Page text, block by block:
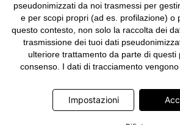
pseudonimizzati da noi trasmessi per
e per scopi propri (ad es. profilazione) o
questo contesto, non solo la raccolta dei
trasmissione dei tuoi dati
ulteriore trattamento da parte di questi
consenso. I dati di tracciamento
pulsante "Accetta" nel banner di
seguenti società: Adjust GmbH, Criteo
Impostazioni